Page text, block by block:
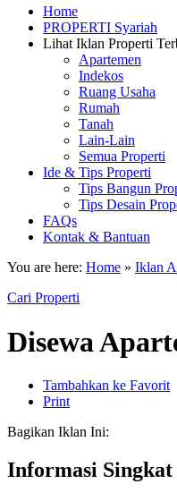
Home
PROPERTI Syariah
Lihat Iklan Properti
Apartemen
Indekos
Ruang Usaha
Rumah
Tanah
Lain-Lain
Semua Properti
Ide & Tips Properti
Tips Bangun
Tips Desain
FAQs
Kontak & Bantuan
You are here: Home » Iklan
Cari Properti
Disewa
Tambahkan ke Favorit
Print
Bagikan Iklan Ini:
Informasi Singkat